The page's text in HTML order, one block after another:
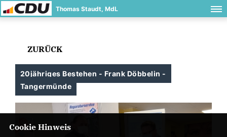
Thomas Staudt, MdL
ZURÜCK
20jähriges Bestehen - Frank Döbbelin -
Tangermünde
Cookie Hinweis